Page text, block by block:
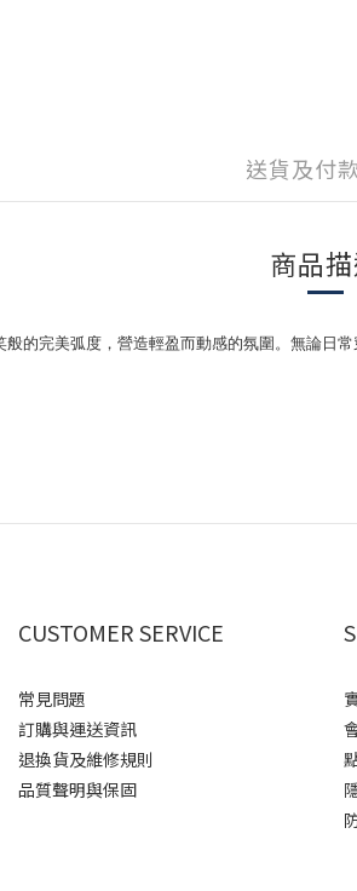
送貨及付
商品
的完美弧度，營造輕盈而動感的氛圍。無論日常
CUSTOMER SERVICE
常見問題
訂購與運送資訊
退換貨及維修規則
品質聲明與保固